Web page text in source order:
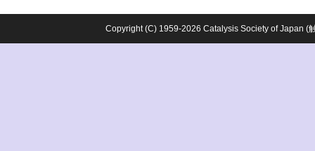
Copyright (C) 1959-2026 Catalysis Society of Japan (